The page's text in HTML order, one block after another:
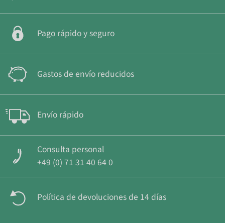
Pago rápido y seguro
Gastos de envío reducidos
Envío rápido
Consulta personal
+49 (0) 71 31 40 64 0
Política de devoluciones de 14 días